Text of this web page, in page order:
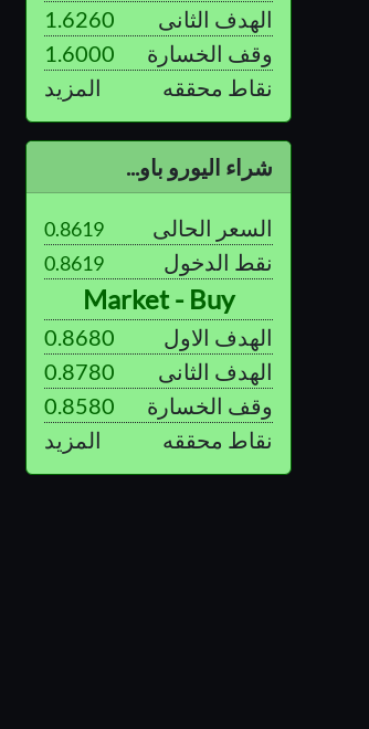
الهدف الثانى
1.6260
وقف الخسارة
1.6000
نقاط محققه
المزيد
شراء اليورو باو...
السعر الحالى 0.8619
نقط الدخول 0.8619
Market - Buy
الهدف الاول
0.8680
الهدف الثانى
0.8780
وقف الخسارة
0.8580
نقاط محققه
المزيد